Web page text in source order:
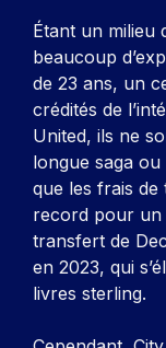
Étant un milieu
beaucoup
de 23 ans, un
crédités de
United, ils ne
longue saga
que les frais
record pour un
transfert de
en 2023, qui
livres sterling.